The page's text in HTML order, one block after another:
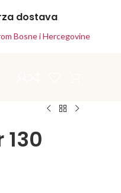
dostava
Bosne i Hercegovine